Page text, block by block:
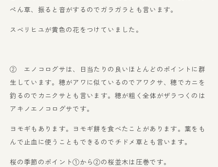
ぺん草、振ると音がするのでガラガラとも言います。
スベリヒユが黄色の花をつけていました。
② エノコログサは、日当たりの良いほとんどのポイントに群
生しています。穂がアワに似ているのでアワクサ、穂でカニを
釣るのでカニクサとも言います。穂が粗く全体がザラつくのは
アキノエノコログサです。
ヨモギもあります。ヨモギ餅を食べたことがあります。葉をも
んで止血に使うこともできるのでチドメ草とも言います。
桜の季節のポイント①から②の桜並木は圧巻です。